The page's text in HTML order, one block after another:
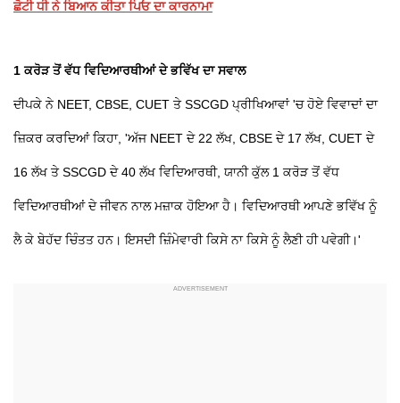
ਛੋਟੀ ਧੀ ਨੇ ਬਿਆਨ ਕੀਤਾ ਪਿਓ ਦਾ ਕਾਰਨਾਮਾ
1 ਕਰੋੜ ਤੋਂ ਵੱਧ ਵਿਦਿਆਰਥੀਆਂ ਦੇ ਭਵਿੱਖ ਦਾ ਸਵਾਲ
ਦੀਪਕੇ ਨੇ NEET, CBSE, CUET ਤੇ SSCGD ਪ੍ਰੀਖਿਆਵਾਂ 'ਚ ਹੋਏ ਵਿਵਾਦਾਂ ਦਾ
ਜ਼ਿਕਰ ਕਰਦਿਆਂ ਕਿਹਾ, 'ਅੱਜ NEET ਦੇ 22 ਲੱਖ, CBSE ਦੇ 17 ਲੱਖ, CUET ਦੇ
16 ਲੱਖ ਤੇ SSCGD ਦੇ 40 ਲੱਖ ਵਿਦਿਆਰਥੀ, ਯਾਨੀ ਕੁੱਲ 1 ਕਰੋੜ ਤੋਂ ਵੱਧ
ਵਿਦਿਆਰਥੀਆਂ ਦੇ ਜੀਵਨ ਨਾਲ ਮਜ਼ਾਕ ਹੋਇਆ ਹੈ। ਵਿਦਿਆਰਥੀ ਆਪਣੇ ਭਵਿੱਖ ਨੂੰ
ਲੈ ਕੇ ਬੇਹੱਦ ਚਿੰਤਤ ਹਨ। ਇਸਦੀ ਜ਼ਿੰਮੇਵਾਰੀ ਕਿਸੇ ਨਾ ਕਿਸੇ ਨੂੰ ਲੈਣੀ ਹੀ ਪਵੇਗੀ।'